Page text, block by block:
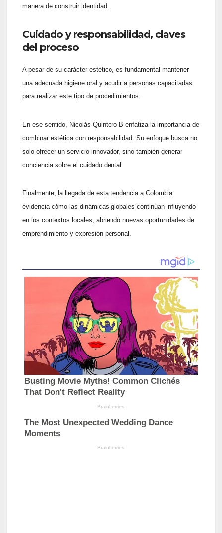
manera de construir identidad.
Cuidado y responsabilidad, claves
del proceso
A pesar de su carácter estético, es fundamental mantener
una adecuada higiene oral y acudir a personas capacitadas
para realizar este tipo de procedimientos.
En ese sentido, Nicolás Quintero B enfatiza la importancia de
combinar estética con responsabilidad. Su enfoque busca no
solo ofrecer un servicio innovador, sino también generar
conciencia sobre el cuidado dental.
Finalmente, la llegada de esta tendencia a Colombia
evidencia cómo las dinámicas globales continúan influyendo
en los contextos locales, abriendo nuevas oportunidades de
emprendimiento y expresión personal.